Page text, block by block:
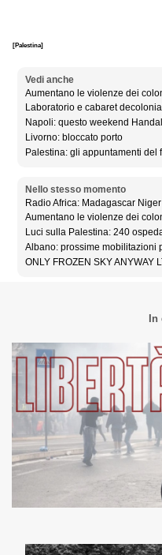
[Palestina]
Vedi anche
Aumentano le violenze dei
Laboratorio e cabaret
Napoli: questo weekend
Livorno: bloccato porto
Palestina: gli appuntamenti del
Nello stesso momento
Radio Africa: Madagascar
Aumentano le violenze dei
Luci sulla Palestina: 240
Albano: prossime mobilitazioni
ONLY FROZEN SKY ANYWAY